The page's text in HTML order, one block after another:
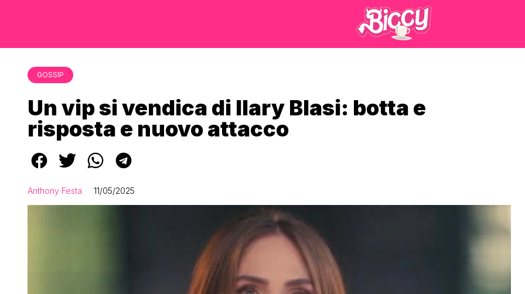
GOSSIP
Un vip si vendica di Ilary Blasi: botta e
risposta e nuovo attacco
Anthony Festa 11/05/2025